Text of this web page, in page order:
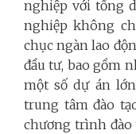
nghiệp với tổng
nghiệp không
chục ngàn lao
đầu tư, bao gồm
một số dự án
trung tâm đào
chương trình đào